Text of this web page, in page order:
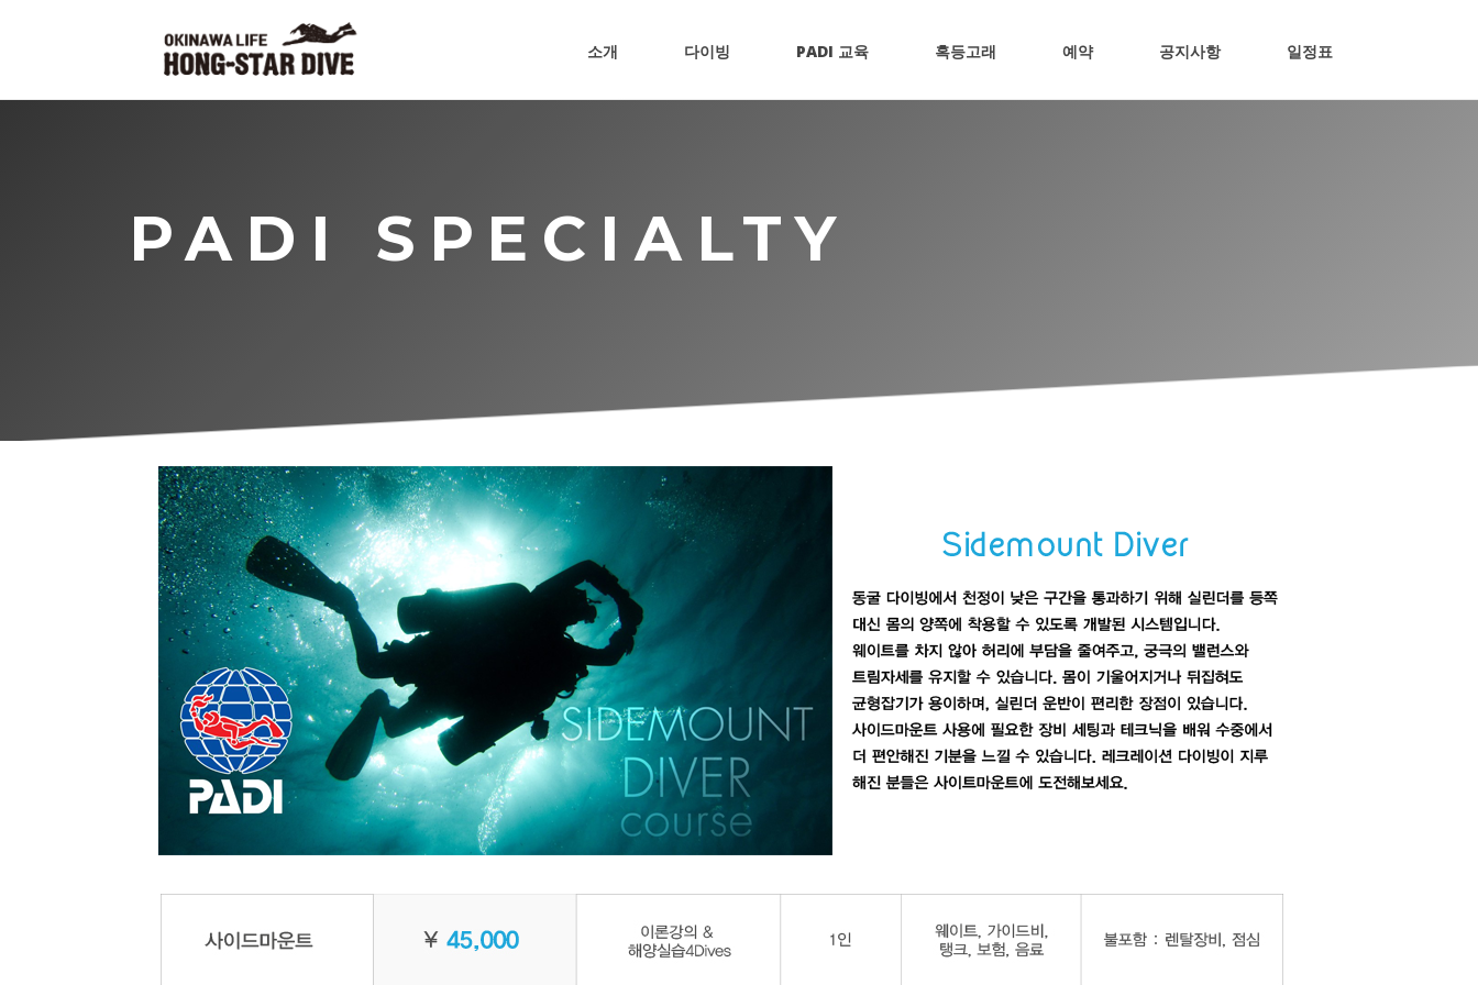
소개 다이빙 PADI 교육 혹등고래 예약 공지사항 일정표
PADI SPECIALTY